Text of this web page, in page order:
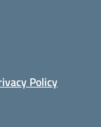
Policy